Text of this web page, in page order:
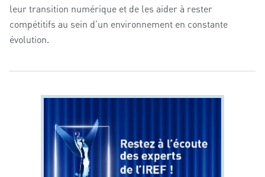
leur transition numérique et de les aider à rester
compétitifs au sein d’un environnement en constante
évolution.